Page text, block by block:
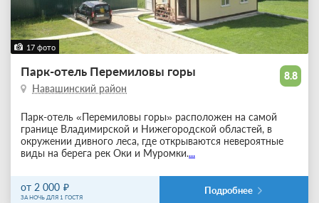
17 фото
8.8
Парк-отель Перемиловы горы
Навашинский район
Парк-отель «Перемиловы горы» расположен на самой
границе Владимирской и Нижегородской областей, в
окружении дивного леса, где открываются невероятные
виды на берега рек Оки и Муромки....
от 2 000
ЗА НОЧЬ ДЛЯ 1 ГОСТЯ
Подробнее